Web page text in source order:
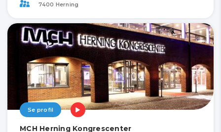
7400 Herning
Se profil
MCH Herning Kongrescenter